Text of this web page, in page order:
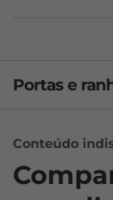
Com
incluindo
Saúde/
Portas e
Conteúdo